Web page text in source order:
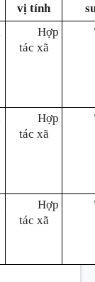
vị tính
Hợp
tác xã
Hợp
tác xã
Hợp
tác xã